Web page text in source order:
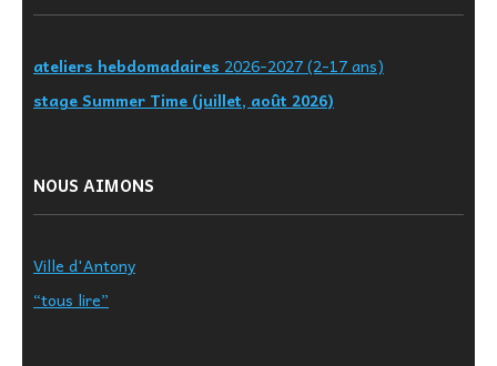
ateliers hebdomadaires 2026-2027 (2-17 ans)
stage Summer Time (juillet, août 2026)
NOUS AIMONS
Ville d'Antony
“tous lire”